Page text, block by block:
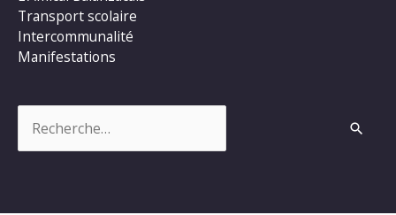
Transport scolaire
Intercommunalité
Manifestations